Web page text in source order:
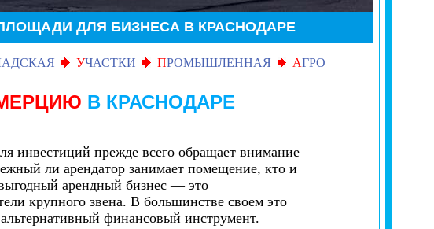
ДЛЯ БИЗНЕСА В КРАСНОДАРЕ
УЧАСТКИ ПРОМЫШЛЕННАЯ АГРО
В КРАСНОДАРЕ
инвестиций прежде всего обращает внимание
ли арендатор занимает помещение, кто и
арендный бизнес — это
крупного звена. В большинстве своем это
финансовый инструмент.